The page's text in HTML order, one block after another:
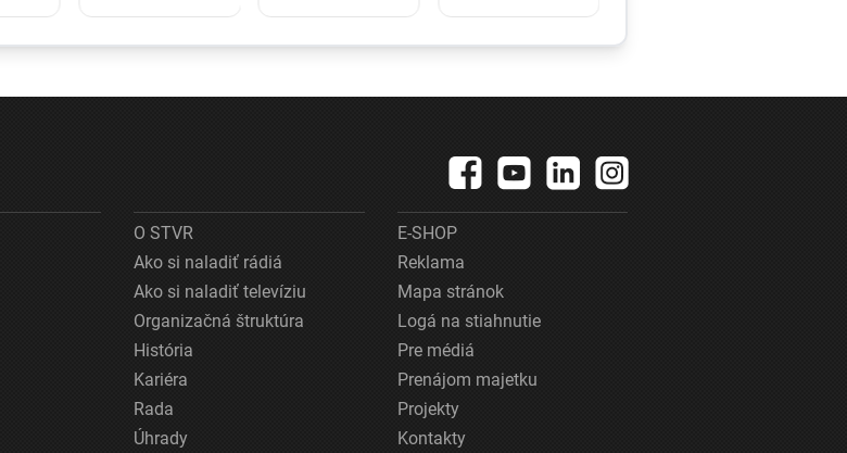
na prepravu
ženou, ktorá
skončilo v
O STVR
Ako si naladiť rádiá
Ako si naladiť televíziu
Organizačná štruktúra
História
Kariéra
Rada
Úhrady
E-SHOP
Reklama
Mapa stránok
Logá na stiahnutie
Pre médiá
Prenájom majetku
Projekty
Kontakty